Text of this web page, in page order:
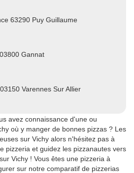
63290 Puy Guillaume
Gannat
Varennes Sur Allier
avez connaissance d'une ou
où y manger de bonnes pizzas ? Les
sur Vichy alors n'hésitez pas à
pizzeria et guidez les pizzanautes vers
Vichy ! Vous êtes une pizzeria à
sur notre comparatif de pizzerias